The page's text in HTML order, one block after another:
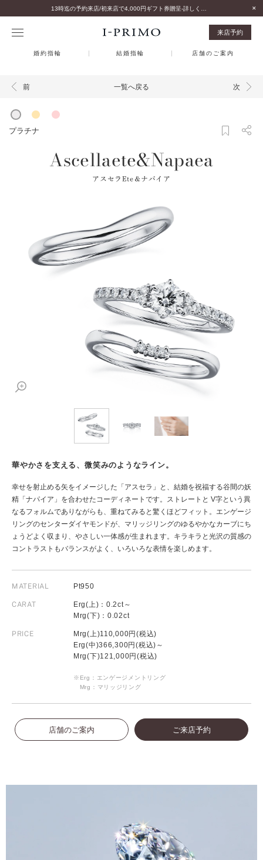
来店予約
婚約指輪 結婚指輪 店舗のご案内
前 一覧へ戻る 次
プラチナ
Ascellaete&Napaea
アスセラEte＆ナパイア
華やかさを支える、微笑みのようなライン。
幸せを射止める矢をイメージした「アスセラ」と、結婚を祝福する谷間の妖
精「ナパイア」を合わせたコーディネートです。ストレートと V字という異
なるフォルムでありながらも、重ねてみると驚くほどフィット。エンゲージ
リングのセンターダイヤモンドが、マリッジリングのゆるやかなカーブにち
ょうどよく収まり、やさしい一体感が生まれます。キラキラと光沢の質感の
コントラストもバランスがよく、いろいろな表情を楽しめます。
MATERIAL Pt950
CARAT
Erg(上)：0.2ct～
Mrg(下)：0.02ct
PRICE
Mrg(上)110,000円(税込)
Erg(中)366,300円(税込)～
Mrg(下)121,000円(税込)
※Erg：エンゲージメントリング
Mrg：マリッジリング
店舗のご案内 ご来店予約